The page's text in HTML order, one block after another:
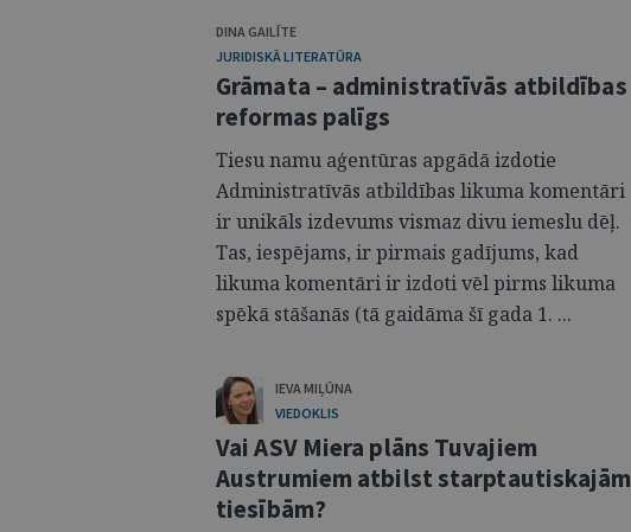
DINA GAILĪTE
JURIDISKĀ LITERATŪRA
Grāmata – administratīvās atbildības
reformas palīgs
Tiesu namu aģentūras apgādā izdotie
Administratīvās atbildības likuma komentāri
ir unikāls izdevums vismaz divu iemeslu dēļ.
Tas, iespējams, ir pirmais gadījums, kad
likuma komentāri ir izdoti vēl pirms likuma
spēkā stāšanās (tā gaidāma šī gada 1. ...
IEVA MIĻŪNA
VIEDOKLIS
Vai ASV Miera plāns Tuvajiem
Austrumiem atbilst starptautiskajām
tiesībām?